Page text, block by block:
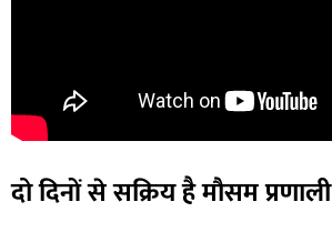
दो दिनों से सक्रिय है मौसम प्रणाली